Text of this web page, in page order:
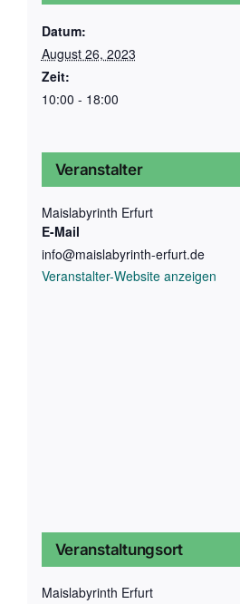
Datum:
August 26, 2023
Zeit:
10:00 - 18:00
Veranstalter
Maislabyrinth Erfurt
E-Mail
info@maislabyrinth-erfurt.de
Veranstalter-Website anzeigen
Veranstaltungsort
Maislabyrinth Erfurt